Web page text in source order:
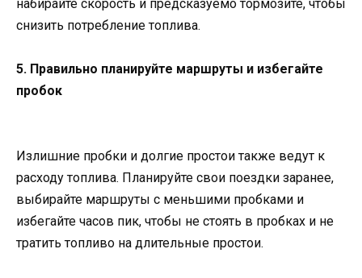
набирайте скорость и предсказуемо тормозите, чтобы
снизить потребление топлива.
5. Правильно планируйте маршруты и избегайте
пробок
Излишние пробки и долгие простои также ведут к
расходу топлива. Планируйте свои поездки заранее,
выбирайте маршруты с меньшими пробками и
избегайте часов пик, чтобы не стоять в пробках и не
тратить топливо на длительные простои.